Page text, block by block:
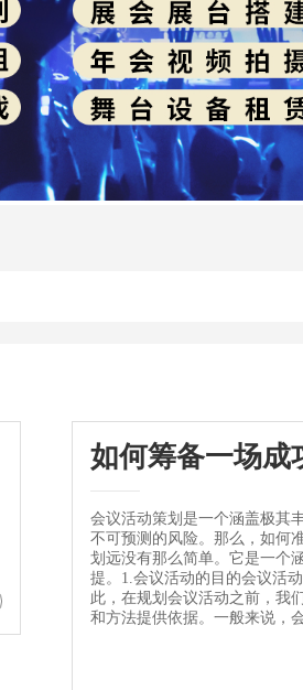
如何筹备一场成
会议活动策划是一个涵盖极其
不可预测的风险。那么，如何
划远没有那么简单。它是一个
提。1.会议活动的目的会议活
此，在规划会议活动之前，我
和方法提供依据。一般来说，